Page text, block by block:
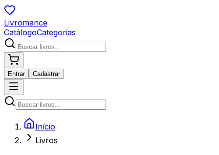
Livromance
CatálogoCategorias
Entrar Cadastrar
Início
Livros